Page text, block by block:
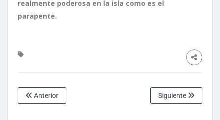
realmente poderosa en la isla como es el
parapente.
Anterior Siguiente